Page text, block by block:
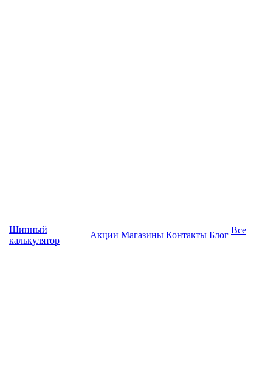
Шинный
калькулятор
Акции Магазины Контакты Блог Все